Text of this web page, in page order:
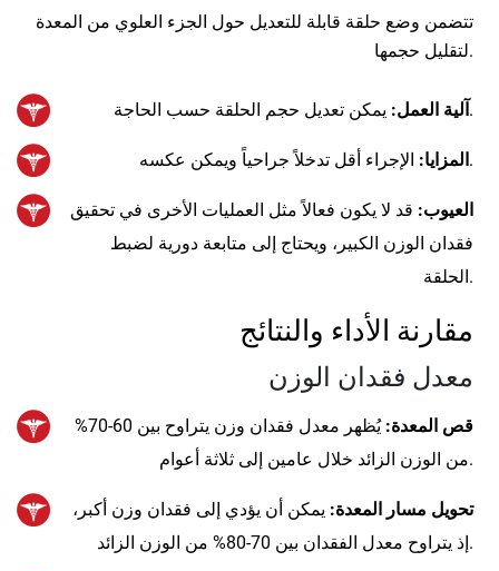
تتضمن وضع حلقة قابلة للتعديل حول الجزء العلوي من المعدة
لتقليل حجمها.
آلية العمل:يمكن تعديل حجم الحلقة حسب الحاجة.
المزايا:الإجراء أقل تدخلاً جراحياً ويمكن عكسه.
العيوب: قد لا يكون فعالاً مثل العمليات الأخرى في تحقيق
فقدان الوزن الكبير، ويحتاج إلى متابعة دورية لضبط
الحلقة.
مقارنة الأداء والنتائج
معدل فقدان الوزن
قص المعدة:
يُظهر معدل فقدان وزن يتراوح بين 60-70%
من الوزن الزائد خلال عامين إلى ثلاثة أعوام.
تحويل مسار المعدة: يمكن أن يؤدي إلى فقدان وزن أكبر،
إذ يتراوح معدل الفقدان بين 70-80% من الوزن الزائد.